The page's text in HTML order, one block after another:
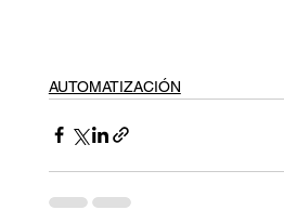
AUTOMATIZACIÓN